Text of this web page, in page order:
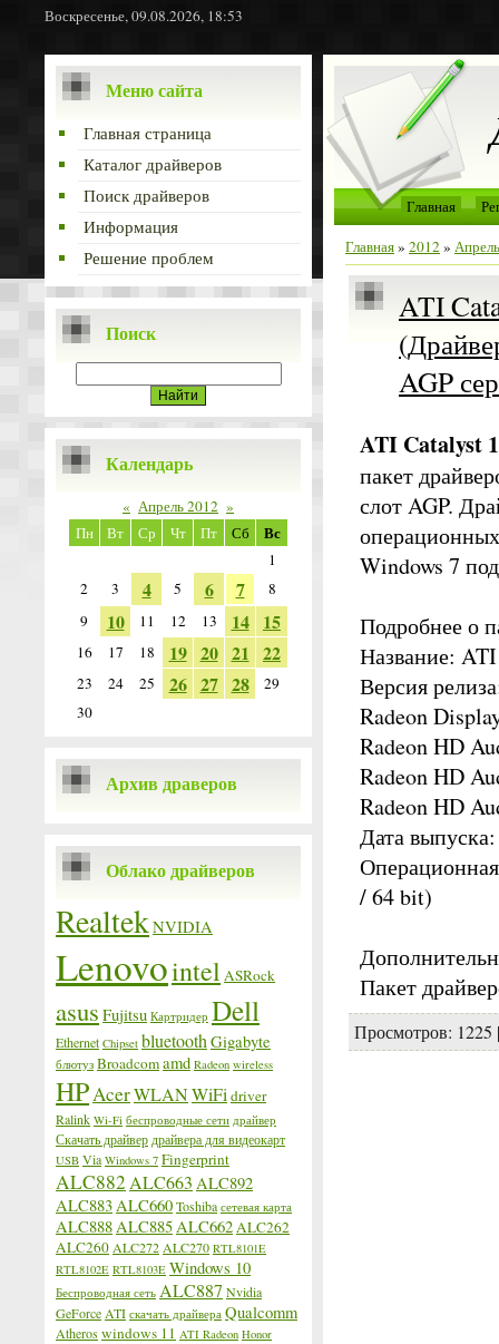
Воскресенье, 09.08.2026, 18:53
Меню сайта
Главная страница
Каталог драйверов
Поиск драйверов
Информация
Решение проблем
Поиск
Календарь
« Апрель 2012 »
Пн
Вт Ср Чт Пт Сб Вс
1
2
3 4 5 6 7
8
9
10 11 12 13 14 15
16 17 18 19 20 21 22
23 24 25 26 27 28
29
30
Архив драверов
Облако драйверов
RealtekNVIDIA
Lenovointel ASRock
asus Fujitsu Картридер Dell
Ethernet Chipset bluetooth Gigabyte
блютуз Broadcomamd Radeon wireless
HPAcerWLANWiFi driver
Ralink Wi-Fi беспроводные сети драйвер
Скачать драйвер драйвера для видеокарт
USB Via Windows 7 Fingerprint
ALC882 ALC663 ALC892
ALC883ALC660Toshiba сетевая карта
ALC888ALC885ALC662ALC262
ALC260 ALC272 ALC270 RTL8101E
RTL8102E RTL8103E Windows 10
Беспроводная сеть ALC887 Nvidia
GeForce ATI скачать драйвера Qualcomm
Atheroswindows 11 ATI Radeon Honor
Главная
Главная» 2012» Апрель
ATI
AGP
ATI Catalyst
пакет
слот AGP.
Windows 7
Подробнее о
Название:
Версия
Radeon
Radeon HD
Radeon HD
Radeon HD
Дата
/ 64 bit)
Пакет
Просмотров: 1225